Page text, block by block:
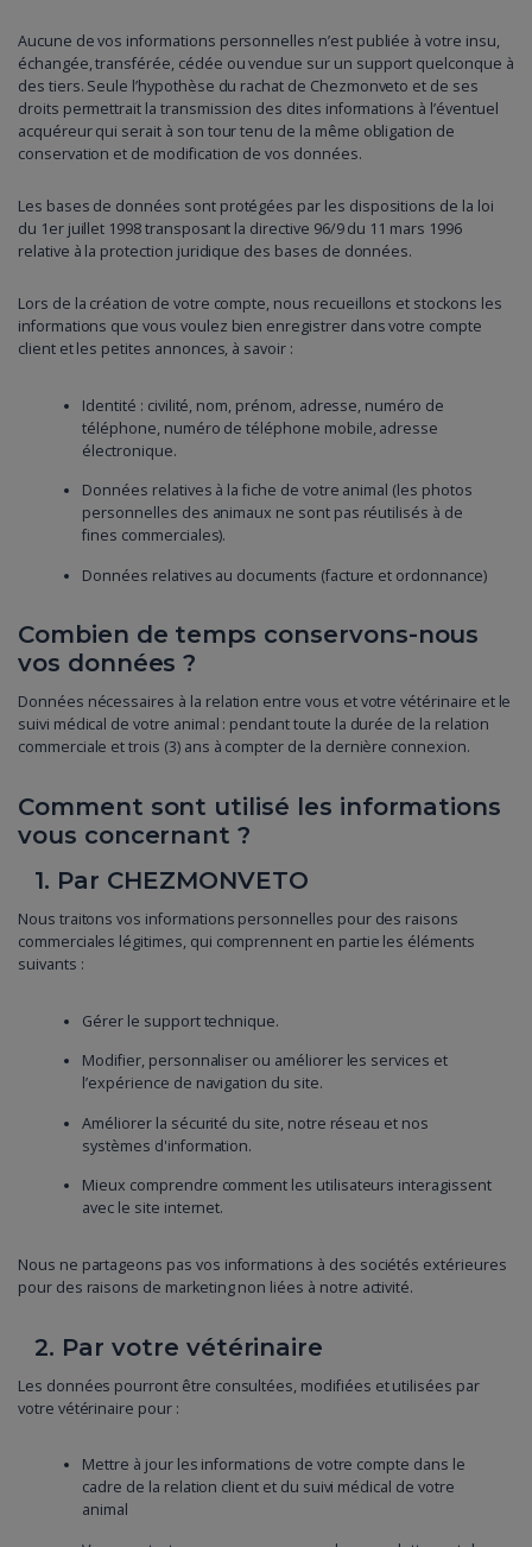
Aucune de vos informations personnelles n’est publiée à votre insu,
échangée, transférée, cédée ou vendue sur un support quelconque à
des tiers. Seule l’hypothèse du rachat de Chezmonveto et de ses
droits permettrait la transmission des dites informations à l’éventuel
acquéreur qui serait à son tour tenu de la même obligation de
conservation et de modification de vos données.
Les bases de données sont protégées par les dispositions de la loi
du 1er juillet 1998 transposant la directive 96/9 du 11 mars 1996
relative à la protection juridique des bases de données.
Lors de la création de votre compte, nous recueillons et stockons les
informations que vous voulez bien enregistrer dans votre compte
client et les petites annonces, à savoir :
Identité : civilité, nom, prénom, adresse, numéro de
téléphone, numéro de téléphone mobile, adresse
électronique.
Données relatives à la fiche de votre animal (les photos
personnelles des animaux ne sont pas réutilisés à de
fines commerciales).
Données relatives au documents (facture et ordonnance)
Combien de temps conservons-nous
vos données ?
Données nécessaires à la relation entre vous et votre vétérinaire et le
suivi médical de votre animal : pendant toute la durée de la relation
commerciale et trois (3) ans à compter de la dernière connexion.
Comment sont utilisé les informations
vous concernant ?
1. Par CHEZMONVETO
Nous traitons vos informations personnelles pour des raisons
commerciales légitimes, qui comprennent en partie les éléments
suivants :
Gérer le support technique.
Modifier, personnaliser ou améliorer les services et
l’expérience de navigation du site.
Améliorer la sécurité du site, notre réseau et nos
systèmes d'information.
Mieux comprendre comment les utilisateurs interagissent
avec le site internet.
Nous ne partageons pas vos informations à des sociétés extérieures
pour des raisons de marketing non liées à notre activité.
2. Par votre vétérinaire
Les données pourront être consultées, modifiées et utilisées par
votre vétérinaire pour :
Mettre à jour les informations de votre compte dans le
cadre de la relation client et du suivi médical de votre
animal